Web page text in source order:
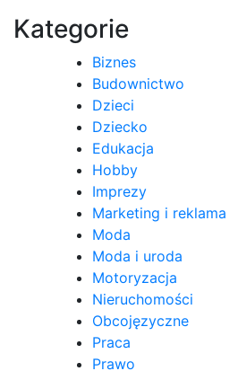
Kategorie
Biznes
Budownictwo
Dzieci
Dziecko
Edukacja
Hobby
Imprezy
Marketing i reklama
Moda
Moda i uroda
Motoryzacja
Nieruchomości
Obcojęzyczne
Praca
Prawo